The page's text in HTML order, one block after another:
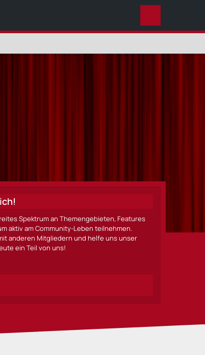
Spektrum an Themengebieten, Features
aktiv am Community-Leben teilnehmen.
anderen Mitgliedern und helfe uns unser
ein Teil von uns!